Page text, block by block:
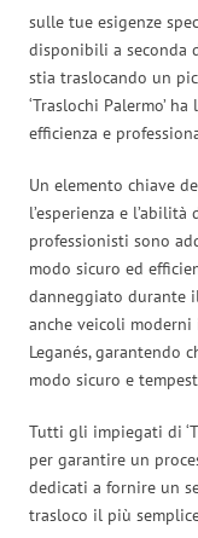
sulle tue esigenze
disponibili a seconda
stia traslocando un
‘Traslochi Palermo’
efficienza e
Un elemento chiave
l’esperienza e
professionisti sono
modo sicuro ed
danneggiato durante il
anche veicoli
Leganés,
modo sicuro e
Tutti gli impiegati di
per garantire un
dedicati a fornire un
trasloco il più